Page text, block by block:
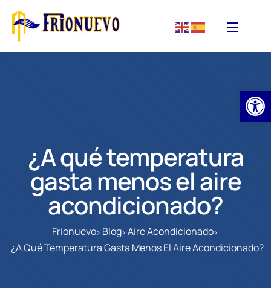
¿A qué temperatura
gasta menos el aire
acondicionado?
Frionuevo Blog Aire Acondicionado
¿A Qué Temperatura Gasta Menos El Aire Acondicionado?